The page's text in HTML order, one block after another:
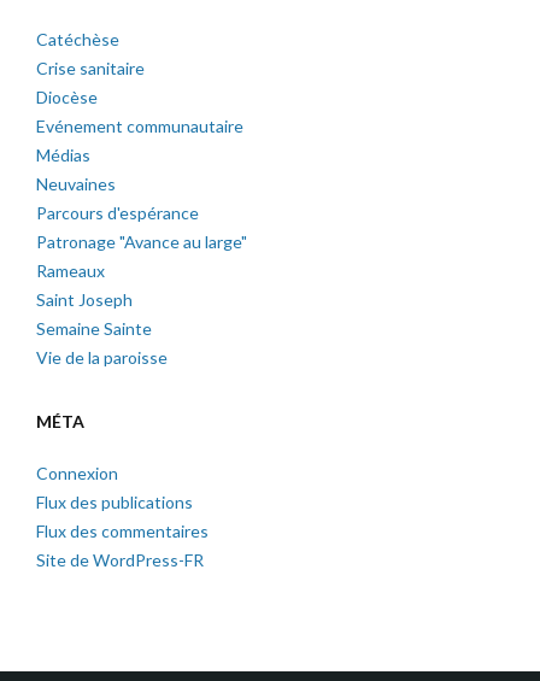
Catéchèse
Crise sanitaire
Diocèse
Evénement communautaire
Médias
Neuvaines
Parcours d'espérance
Patronage "Avance au large"
Rameaux
Saint Joseph
Semaine Sainte
Vie de la paroisse
MÉTA
Connexion
Flux des publications
Flux des commentaires
Site de WordPress-FR